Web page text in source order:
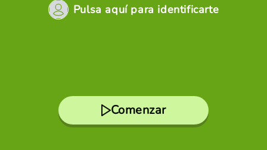
Pulsa aquí para identificarte
Comenzar